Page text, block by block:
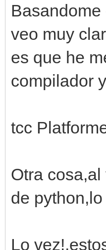
veo muy
es que he
compilador
tcc
Otra
de
Lo